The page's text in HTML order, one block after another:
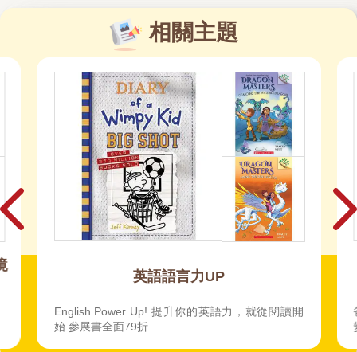
相關主題
英語語言力UP
English Power Up! 提升你的英語力，就從閱讀開
始 參展書全面79折